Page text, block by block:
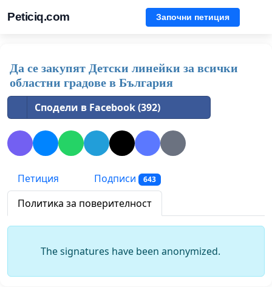
Peticiq.com Започни петиция
Да се закупят Детски линейки за всички
областни градове в България
Сподели в Facebook (392)
Петиция Подписи 643
Политика за поверителност
The signatures have been anonymized.